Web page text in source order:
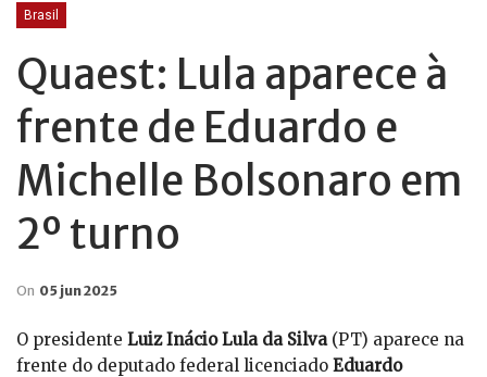
Brasil
Quaest: Lula aparece à
frente de Eduardo e
Michelle Bolsonaro em
2º turno
On 05 jun 2025
O presidente Luiz Inácio Lula da Silva(PT) aparece na
frente do deputado federal licenciado Eduardo